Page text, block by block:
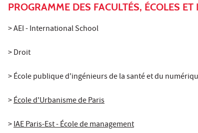
PROGRAMME DES FACULTÉS, ÉCOLES
>AEI - International School
>Droit
>École publique d'ingénieurs de la santé et du
>École d'Urbanisme de Paris
>IAE Paris-Est - École de management